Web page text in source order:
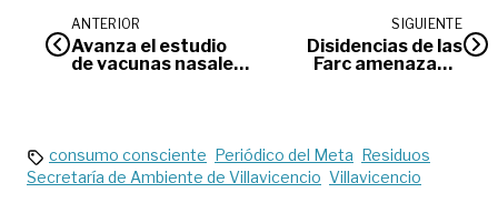
ANTERIOR
Avanza el estudio
de vacunas nasales
SIGUIENTE
Disidencias de las
Farc amenazan a
consumo consciente Periódico del Meta Residuos
Secretaría de Ambiente de Villavicencio Villavicencio